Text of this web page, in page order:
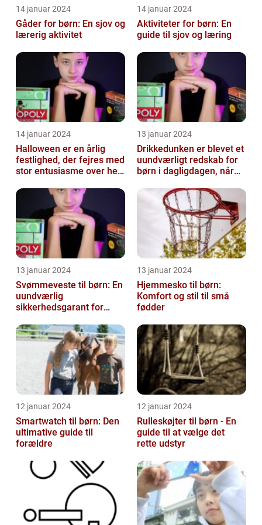
14 januar 2024
Gåder for børn: En sjov og
lærerig aktivitet
14 januar 2024
Aktiviteter for børn: En
guide til sjov og læring
14 januar 2024
Halloween er en årlig
festlighed, der fejres med
stor entusiasme over hele
13 januar 2024
Drikkedunken er blevet et
uundværligt redskab for
børn i dagligdagen, når
drik...
13 januar 2024
Svømmeveste til børn: En
uundværlig
sikkerhedsgarant for
13 januar 2024
Hjemmesko til børn:
Komfort og stil til små
fødder
12 januar 2024
Smartwatch til børn: Den
ultimative guide til
forældre
12 januar 2024
Rulleskøjter til børn - En
guide til at vælge det
rette udstyr